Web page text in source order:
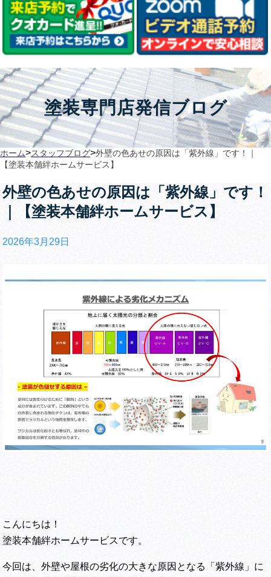
塗装専門店発信ブログ
ホーム>スタッフブログ>外壁の色あせの原因は「紫外線」です！｜
【塗装本舗絆ホームサービス】
外壁の色あせの原因は「紫外線」です！
｜【塗装本舗絆ホームサービス】
2026年3月29日
こんにちは！
塗装本舗絆ホームサービスです。
今回は、外壁や屋根の劣化の大きな原因となる「紫外線」に